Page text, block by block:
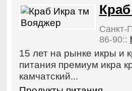
Санкт-
86-90::
15 лет на рынке икры и
питания премиум икра
камчатский...